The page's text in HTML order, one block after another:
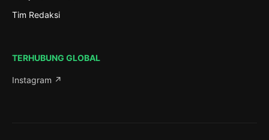
Tim Redaksi
TERHUBUNG GLOBAL
Instagram ↗